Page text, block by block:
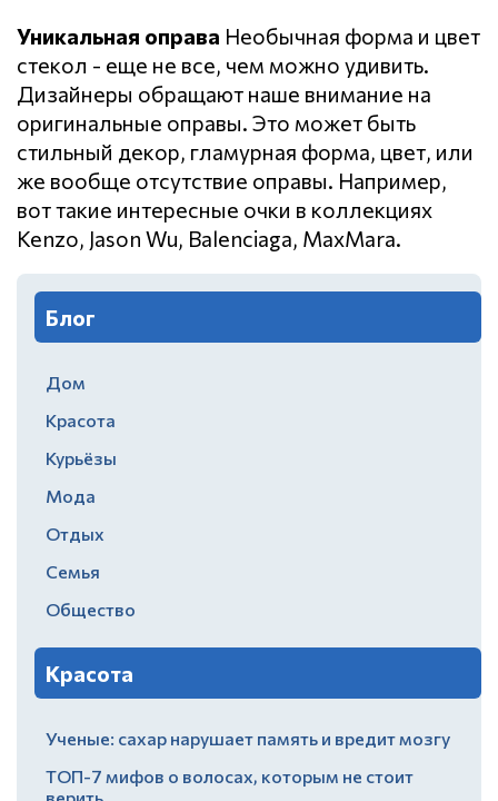
Уникальная оправа Необычная форма и цвет
стекол - еще не все, чем можно удивить.
Дизайнеры обращают наше внимание на
оригинальные оправы. Это может быть
стильный декор, гламурная форма, цвет, или
же вообще отсутствие оправы. Например,
вот такие интересные очки в коллекциях
Kenzo, Jason Wu, Balenciaga, MaxMara.
Блог
Дом
Красота
Курьёзы
Мода
Отдых
Семья
Общество
Красота
Ученые: сахар нарушает память и вредит мозгу
ТОП-7 мифов о волосах, которым не стоит
верить